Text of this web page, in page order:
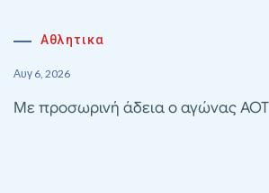
Αθλητικα
Αυγ 6, 2026
Με προσωρινή άδεια ο αγώνας